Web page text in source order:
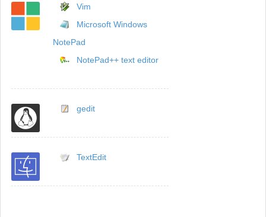
Vim
Microsoft Windows
NotePad
NotePad++ text editor
gedit
TextEdit